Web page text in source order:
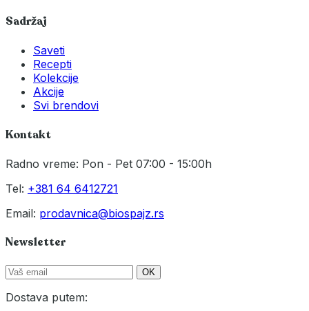
Sadržaj
Saveti
Recepti
Kolekcije
Akcije
Svi brendovi
Kontakt
Radno vreme: Pon - Pet 07:00 - 15:00h
Tel: +381 64 6412721
Email: prodavnica@biospajz.rs
Newsletter
OK
Dostava putem: